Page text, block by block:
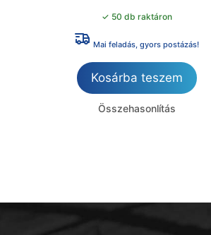
✓ 50 db raktáron
Mai feladás, gyors postázás!
Kosárba teszem
Összehasonlítás